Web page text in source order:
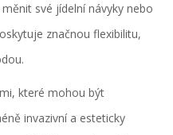
své jídelní návyky nebo
značnou flexibilitu,
které mohou být
invazivní a esteticky